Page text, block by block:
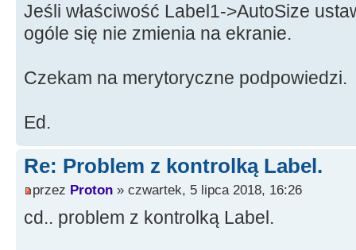
Jeśli właściwość Label1->AutoSize
ogóle się nie zmienia na ekranie.
Czekam na merytoryczne podpowiedzi.
Ed.
Re: Problem z kontrolką Label.
przez Proton » czwartek, 5 lipca 2018, 16:26
cd.. problem z kontrolką Label.